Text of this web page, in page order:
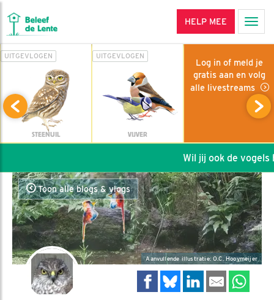
HELP MEE
UITGEVLOGEN
STEENUIL
UITGEVLOGEN
VIJVER
Log in of meld je
gratis aan en volg
alle livestreams
Wil jij ook de vogels
Toon alle blogs & vlogs
Aanvullende illustratie: O.C. Hooymeijer